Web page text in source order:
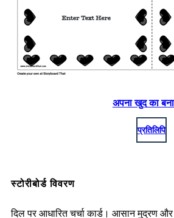
अपना खुद का
प्रतिलिपि
स्टोरीबोर्ड विवरण
दिल पर आधारित चर्चा कार्ड। आसान